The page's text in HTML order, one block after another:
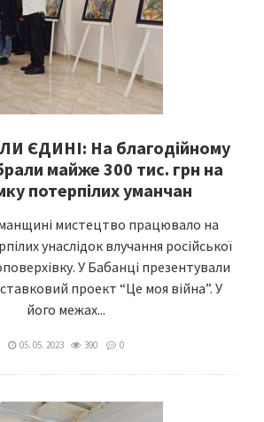
ЄДИНІ: На благодійному
майже 300 тис. грн на
потерпілих уманчан
мистецтво працювало на
унаслідок влучання російської
У Бабанці презентували
проект “Це моя війна”. У
його межах...
05. 05. 2023 390 0